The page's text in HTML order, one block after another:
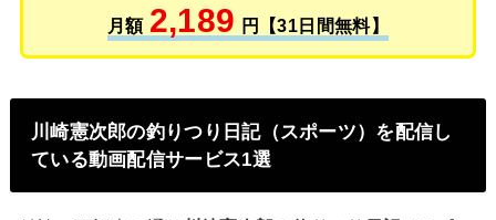
月額 2,189 円【31日間無料】
川崎憲次郎の釣りつり日記（スポーツ）を配信し
ている動画配信サービス1選